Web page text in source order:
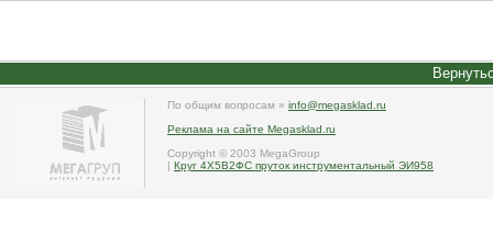
По общим вопросам » info@megasklad.ru
Реклама на сайте Megasklad.ru
Copyright © 2003 MegaGroup
| Круг 4Х5В2ФС пруток инструментальный ЭИ958